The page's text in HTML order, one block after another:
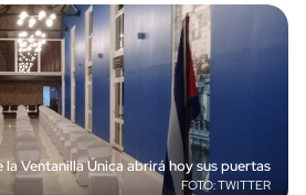
la Ventanilla Única abrirá hoy sus puertas
TWITTER